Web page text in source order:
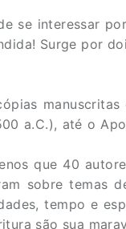
se interessar
Surge por
manuscritas
a.C.), até o
que 40
sobre temas
tempo e
são sua